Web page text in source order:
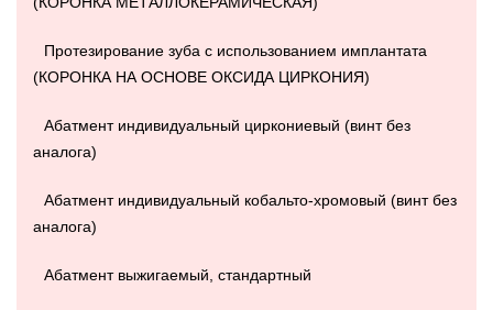
Протезирование зуба с использованием имплантата
(КОРОНКА НА ОСНОВЕ ОКСИДА ЦИРКОНИЯ)
Абатмент индивидуальный циркониевый (винт без
аналога)
Абатмент индивидуальный кобальто-хромовый (винт без
аналога)
Абатмент выжигаемый, стандартный